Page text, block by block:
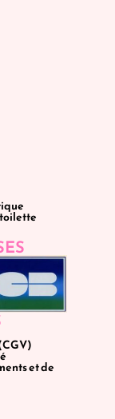
et de